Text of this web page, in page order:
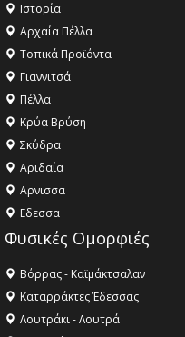
Ιστορία
Αρχαία Πέλλα
Τοπικά Προϊόντα
Γιαννιτσά
Πέλλα
Κρύα Βρύση
Σκύδρα
Αριδαία
Aρνισσα
Eδεσσα
Φυσικές Ομορφιές
Βόρρας - Καϊμάκτσαλαν
Καταρράκτες Έδεσσας
Λουτράκι - Λουτρά